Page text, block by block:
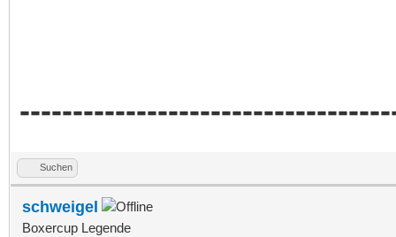
Suchen
schweigel
Boxercup Legende